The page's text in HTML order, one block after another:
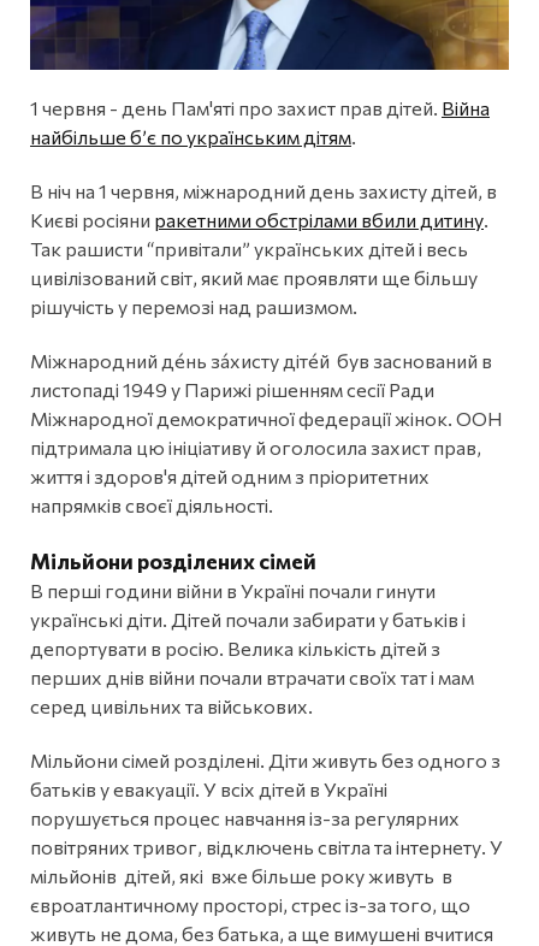
1 червня - день Пам'яті про захист прав дітей. Війна
найбільше б’є по українським дітям
В ніч на 1 червня, міжнародний день захисту дітей, в
Києві росіяни ракетними обстрілами вбили дитину
Так рашисти “привітали” українських дітей і весь
цивілізований світ, який має проявляти ще більшу
рішучість у перемозі над рашизмом.
Міжнародний де́нь за́хисту діте́й був заснований в
листопаді 1949 у Парижі рішенням сесії Ради
Міжнародної демократичної федерації жінок. ООН
підтримала цю ініціативу й оголосила захист прав,
життя і здоров'я дітей одним з пріоритетних
напрямків своєї діяльності.
Мільйони розділених сімей
В перші години війни в Україні почали гинути
українські діти. Дітей почали забирати у батьків і
депортувати в росію. Велика кількість дітей з
перших днів війни почали втрачати своїх тат і мам
серед цивільних та військових.
Мільйони сімей розділені. Діти живуть без одного з
батьків у евакуації. У всіх дітей в Україні
порушується процес навчання із-за регулярних
повітряних тривог, відключень світла та інтернету. У
мільйонів дітей, які вже більше року живуть в
євроатлантичному просторі, стрес із-за того, що
живуть не дома, без батька, а ще вимушені вчитися